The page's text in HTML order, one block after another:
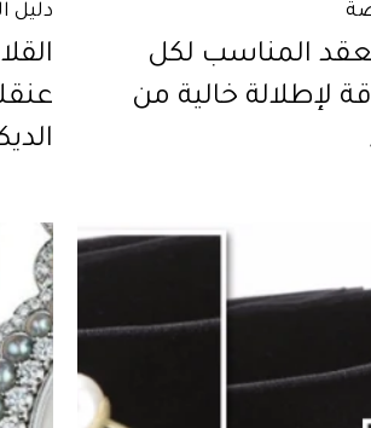
المناسب لكل
لإطلالة خالية من
دليل